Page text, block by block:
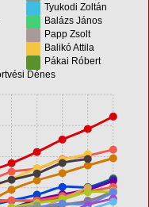
Tyukodi Zoltán
Balázs János
Papp Zsolt
Balikó Attila
Pákai Róbert
Dénes